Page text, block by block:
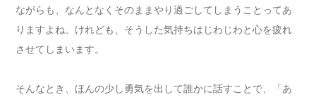
ながらも、なんとなくそのままやり過ごしてしまうことってあ
りますよね。けれども、そうした気持ちはじわじわと心を疲れ
させてしまいます。
そんなとき、ほんの少し勇気を出して誰かに話すことで、「あ